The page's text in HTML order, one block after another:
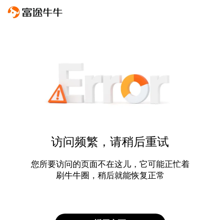
访问频繁，请稍后重试
您所要访问的页面不在这儿，它可能正忙着
刷牛牛圈，稍后就能恢复正常